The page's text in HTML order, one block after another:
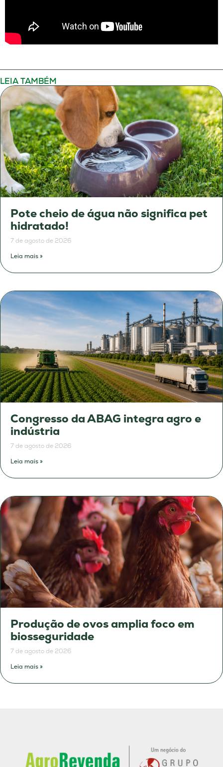
LEIA TAMBÉM
Pote cheio de água não significa pet
hidratado!
7 de agosto de 2026
Leia mais »
Congresso da ABAG integra agro e
indústria
7 de agosto de 2026
Leia mais »
Produção de ovos amplia foco em
biosseguridade
7 de agosto de 2026
Leia mais »